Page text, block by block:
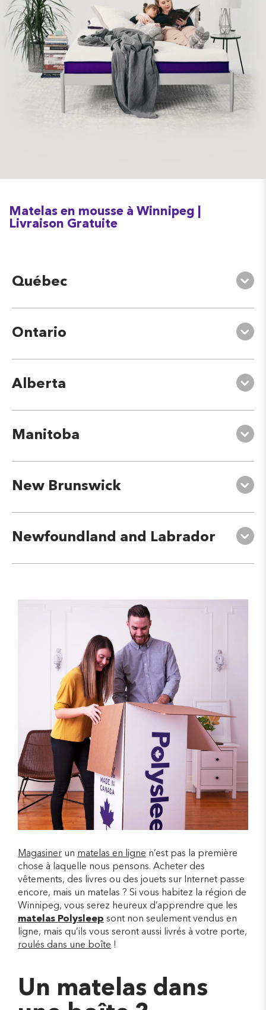
Matelas en mousse à Winnipeg |
Livraison Gratuite
Québec
Ontario
Alberta
Manitoba
New Brunswick
Newfoundland and Labrador
Magasiner un matelas en ligne n’est pas la première
chose à laquelle nous pensons. Acheter des
vêtements, des livres ou des jouets sur Internet passe
encore, mais un matelas ? Si vous habitez la région de
Winnipeg, vous serez heureux d’apprendre que les
matelas Polysleep sont non seulement vendus en
ligne, mais qu’ils vous seront aussi livrés à votre porte,
roulés dans une boîte !
Un matelas dans